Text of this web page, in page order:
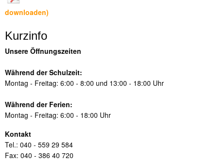
downloaden)
Kurzinfo
Unsere Öffnungszeiten
Während der Schulzeit:
Montag - Freitag: 6:00 - 8:00 und 13:00 - 18:00 Uhr
Während der Ferien:
Montag - Freitag: 6:00 - 18:00 Uhr
Kontakt
Tel.: 040 - 559 29 584
Fax: 040 - 386 40 720